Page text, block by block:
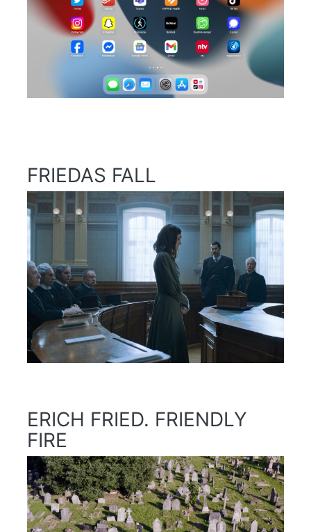
FRIEDAS FALL
ERICH FRIED. FRIENDLY
FIRE